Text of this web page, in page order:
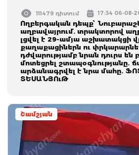
111479 դիտում 17:34 06-08-
Ողբերգական դեպք՝
աղբավայրում. տրակտորով
լցվել է 29-ամյա աշխատակցի
քաղաքացիներն ու
դժվարությամբ նրան դուրս են
մոտեցրել շտապօգնությանը.
արձանագրվել է նրա մահը.
ՏԵՍԱՆՅՈւԹ
Շամշյան